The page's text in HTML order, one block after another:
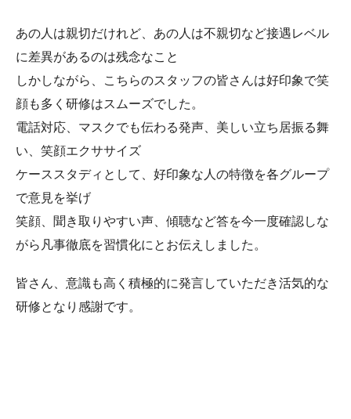
あの人は親切だけれど、あの人は不親切など接遇レベル
に差異があるのは残念なこと
しかしながら、こちらのスタッフの皆さんは好印象で笑
顔も多く研修はスムーズでした。
電話対応、マスクでも伝わる発声、美しい立ち居振る舞
い、笑顔エクササイズ
ケーススタディとして、好印象な人の特徴を各グループ
で意見を挙げ
笑顔、聞き取りやすい声、傾聴など答を今一度確認しな
がら凡事徹底を習慣化にとお伝えしました。
皆さん、意識も高く積極的に発言していただき活気的な
研修となり感謝です。